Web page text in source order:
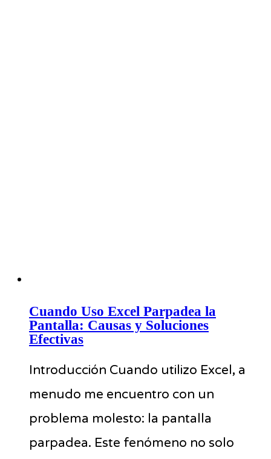
Cuando Uso Excel Parpadea la
Pantalla: Causas y Soluciones
Efectivas
Introducción Cuando utilizo Excel, a
menudo me encuentro con un
problema molesto: la pantalla
parpadea. Este fenómeno no solo